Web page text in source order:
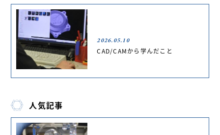
2026.05.10
CAD/CAMから学んだこと
人気記事